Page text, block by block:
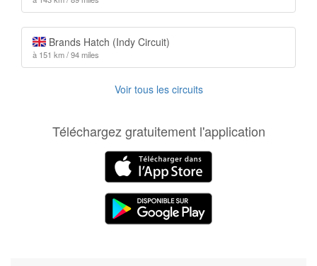
Brands Hatch (Indy Circuit)
à 151 km / 94 miles
Voir tous les circuits
Téléchargez gratuitement l'application